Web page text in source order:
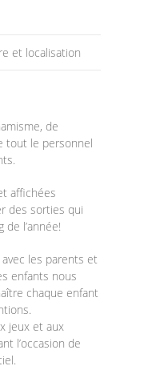
MFA
(procédure et politique)
et localisation
de
tout le personnel
affichées
des sorties qui
l’année!
les parents et
enfants nous
chaque enfant
jeux et aux
l’occasion de